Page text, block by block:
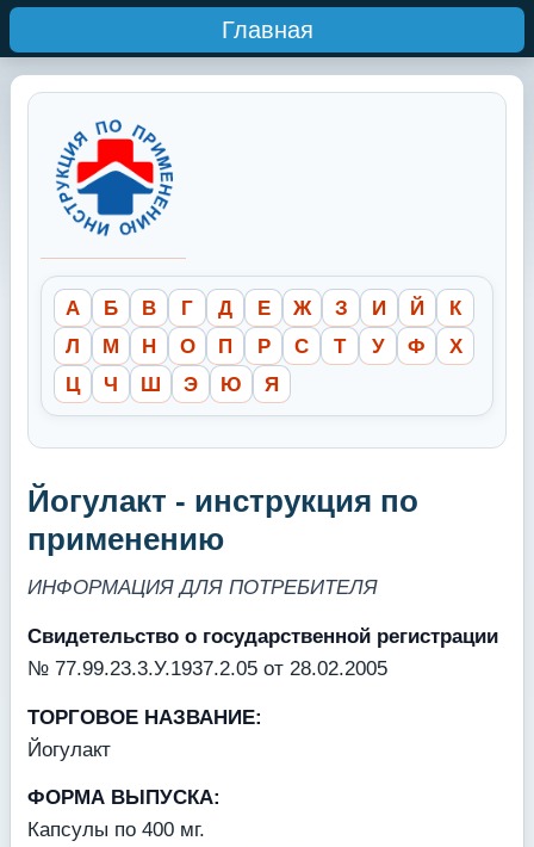
Главная
А Б В Г Д Е Ж З И Й
К
Л
М Н О П Р С Т У Ф
Х
Ц
Ч Ш Э Ю Я
Йогулакт - инструкция по
применению
ИНФОРМАЦИЯ ДЛЯ ПОТРЕБИТЕЛЯ
Свидетельство о государственной регистрации
№ 77.99.23.3.У.1937.2.05 от 28.02.2005
ТОРГОВОЕ НАЗВАНИЕ:
Йогулакт
ФОРМА ВЫПУСКА:
Капсулы по 400 мг.